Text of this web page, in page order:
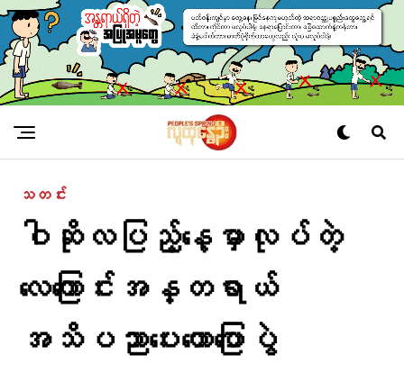
သတင်း
ဝါဆိုလပြည့်နေ့မှာလုပ်တဲ့
လေကြောင်းအန္တရာယ်
အသိပညာပေးဟောပြောပွဲ